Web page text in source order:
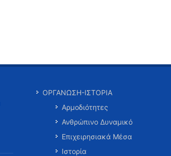
ΟΡΓΑΝΩΣΗ-ΙΣΤΟΡΙΑ
Αρμοδιότητες
Ανθρώπινο Δυναμικό
Επιχειρησιακά Μέσα
Ιστορία